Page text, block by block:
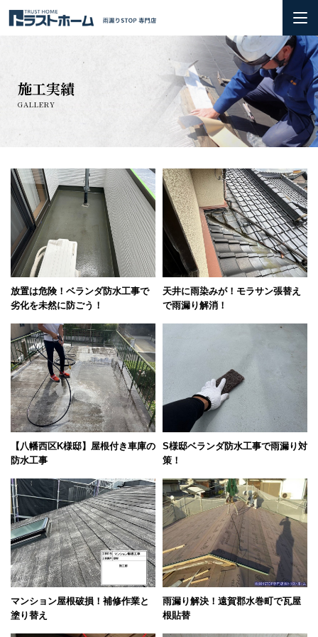
雨漏りの基礎知識
初めての方へ
火災保険の活用方法について
お問い合わせ
施工実績
スタッフブログ
施工実績
GALLERY
放置は危険！ベランダ防水工事で
劣化を未然に防ごう！
天井に雨染みが！モラサン張替え
で雨漏り解消！
【八幡西区K様邸】屋根付き車庫の
防水工事
S様邸ベランダ防水工事で雨漏り対
策！
マンション屋根破損！補修作業と
塗り替え
雨漏り解決！遠賀郡水巻町で瓦屋
根貼替